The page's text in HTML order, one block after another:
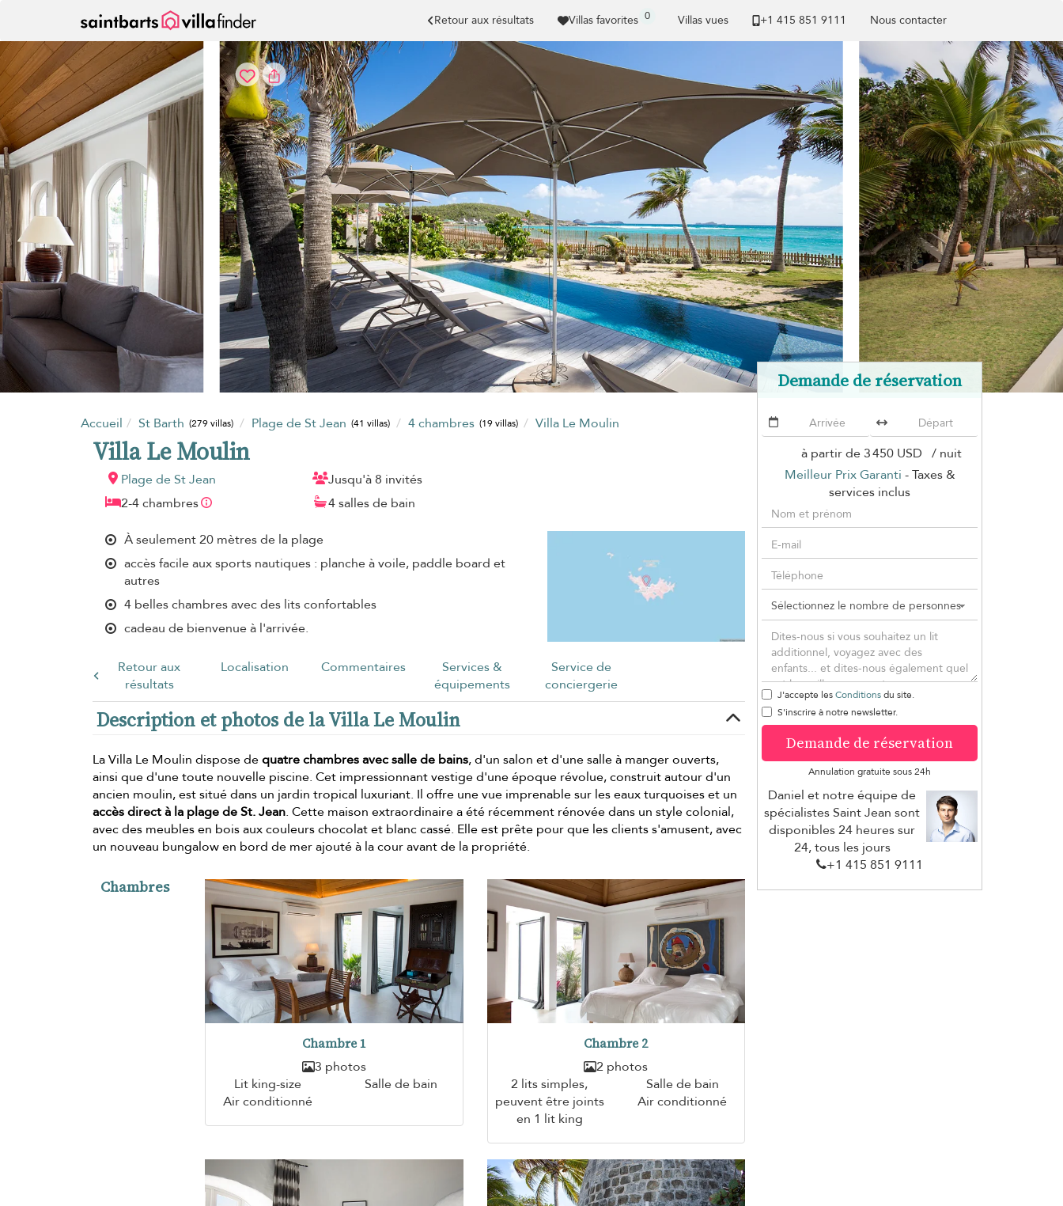
Retour aux résultats Villas favorites 0 Villas vues +1 ​415 851 9111 Nous contacter
Accueil St Barth (279 villas) Plage de St Jean (41 villas) 4 chambres (19 villas) Villa Le Moulin
Villa Le Moulin
Plage de St Jean
Jusqu'à 8 invités
2-4 chambres
4 salles de bain
À seulement 20 mètres de la plage
accès facile aux sports nautiques : planche à voile, paddle board et
autres
4 belles chambres avec des lits confortables
cadeau de bienvenue à l'arrivée.
Retour aux
résultats
Localisation Commentaires
Services &
équipements
Service de
conciergerie
Description et photos de la Villa Le Moulin
La Villa Le Moulin dispose dequatre chambres avec salle de bains, d'un salon et d'une salle à manger ouverts,
ainsi que d'une toute nouvelle piscine. Cet impressionnant vestige d'une époque révolue, construit autour d'un
ancien moulin, est situé dans un jardin tropical luxuriant. Il offre une vue imprenable sur les eaux turquoises et un
accès direct à la plage de St. Jean. Cette maison extraordinaire a été récemment rénovée dans un style colonial,
avec des meubles en bois aux couleurs chocolat et blanc cassé. Elle est prête pour que les clients s'amusent, avec
un nouveau bungalow en bord de mer ajouté à la cour avant de la propriété.
Chambres
Chambre 1
3 photos
Lit king-size
Salle de bain
Air conditionné
Chambre 2
2 photos
2 lits simples,
peuvent être joints
en 1 lit king
Salle de bain
Air conditionné
Demande de réservation
à partir de 3 450 USD / nuit
Meilleur Prix Garanti - Taxes &
services inclus
J'accepte lesConditionsdu site.
S'inscrire à notre newsletter.
Demande de réservation
Annulation gratuite sous 24h
Daniel et notre équipe de
spécialistes Saint Jean sont
disponibles 24 heures sur
24, tous les jours
+1 ​415 851 9111